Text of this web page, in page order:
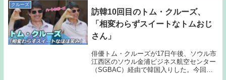
クルーズ
訪韓10回目のトム・クルーズ、
「相変わらずスイートなトムおじ
さん」
俳優トム・クルーズが17日午後、ソウル市
江西区のソウル金浦ビジネス航空センター
（SGBAC）経由で韓国入りした。今回の